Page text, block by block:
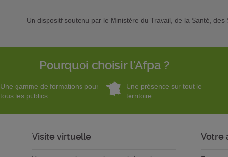
Un dispositf soutenu par le Ministère du Travail, de la Santé, des
Pourquoi choisir l'Afpa ?
Une gamme de formations pour
tous les publics
Une présence sur tout le
territoire
Visite virtuelle Votre